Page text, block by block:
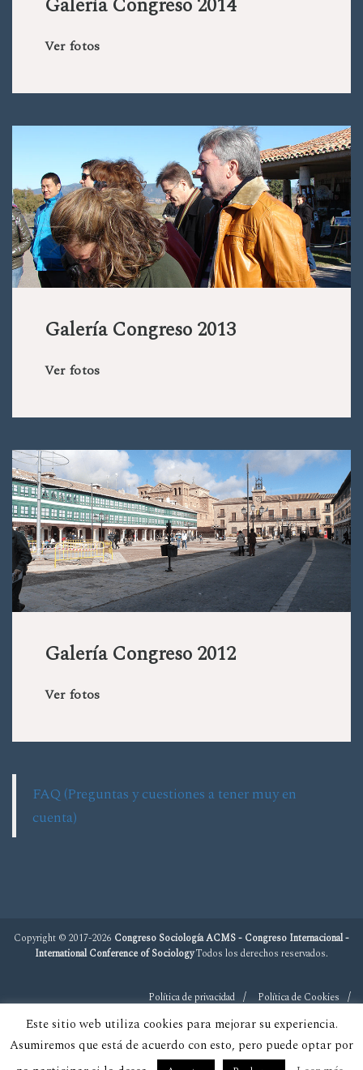
Galería Congreso 2014
Ver fotos
Galería Congreso 2013
Ver fotos
Galería Congreso 2012
Ver fotos
FAQ (Preguntas y cuestiones a tener muy en
cuenta)
Copyright © 2017-2026 Congreso Sociología ACMS - Congreso Internacional -
International Conference of SociologyTodos los derechos reservados.
Política de privacidad Política de Cookies
Este sitio web utiliza cookies para mejorar su experiencia.
Asumiremos que está de acuerdo con esto, pero puede optar por